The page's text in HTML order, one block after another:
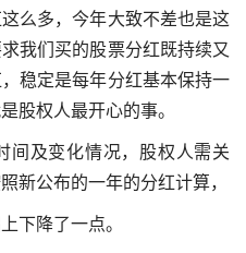
么多，今年大致不差也是这
我们买的股票分红既持续又
稳定是每年分红基本保持一
股权人最开心的事。
间及变化情况，股权人需关
新公布的一年的分红计算，
下降了一点。